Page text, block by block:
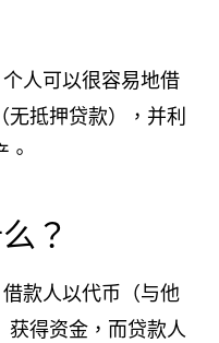
人可以很容易地借
抵押贷款），并利
？
款人以代币（与他
获得资金，而贷款人